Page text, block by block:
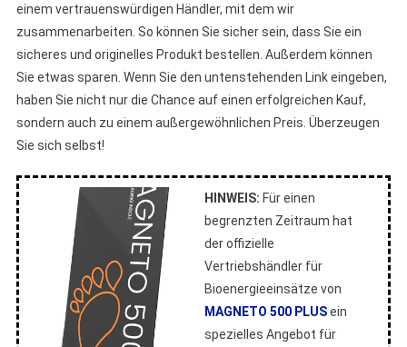
einem vertrauenswürdigen Händler, mit dem wir
zusammenarbeiten. So können Sie sicher sein, dass Sie ein
sicheres und originelles Produkt bestellen. Außerdem können
Sie etwas sparen. Wenn Sie den untenstehenden Link eingeben,
haben Sie nicht nur die Chance auf einen erfolgreichen Kauf,
sondern auch zu einem außergewöhnlichen Preis. Überzeugen
Sie sich selbst!
HINWEIS: Für einen
begrenzten Zeitraum hat
der offizielle
Vertriebshändler für
Bioenergieeinsätze von
MAGNETO 500 PLUSein
spezielles Angebot für